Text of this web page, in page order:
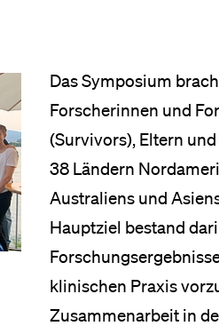
Das Symposium
Forscherinnen und
(Survivors), Eltern
38 Ländern
Australiens und
Hauptziel bestand
klinischen Praxis
Zusammenarbeit in